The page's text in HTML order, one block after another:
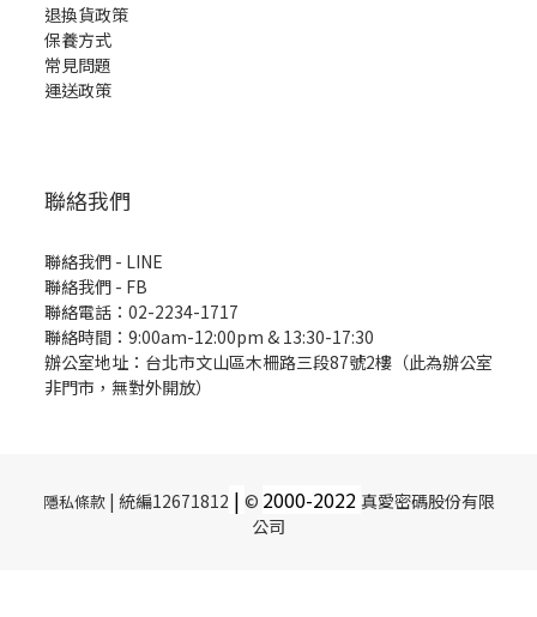
退換貨政策
保養方式
常見問題
運送政策
聯絡我們
聯絡我們 - LINE
聯絡我們 - FB
聯絡電話：02-2234-1717
聯絡時間：9:00am-12:00pm & 13:30-17:30
辦公室地址：台北市文山區木柵路三段87號2樓（此為辦公室
非門市，無對外開放）
隱私條款| 統編12671812 | © 2000-2022 真愛密碼股份有限
公司